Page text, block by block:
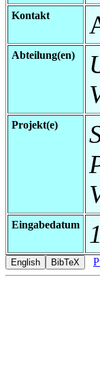
Kontakt
Abteilung(en)
Projekt(e)
Eingabedatum